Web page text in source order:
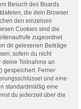
Besuch des Boards
die dein Browser
den einzelnen
Cookies sind die
zugeordnet
dir gelesenen Beiträge
sofern du nicht
deine Teilnahme an
gespeichert. Ferner
und eine
standardmäßig eine
du jederzeit über die